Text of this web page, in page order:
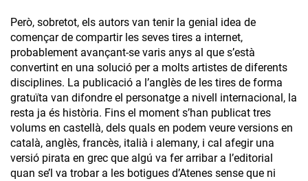
Però, sobretot, els autors van tenir la genial idea de
començar de compartir les seves tires a internet,
probablement avançant-se varis anys al que s’està
convertint en una solució per a molts artistes de diferents
disciplines. La publicació a l’anglès de les tires de forma
gratuïta van difondre el personatge a nivell internacional, la
resta ja és història. Fins el moment s’han publicat tres
volums en castellà, dels quals en podem veure versions en
català, anglès, francès, italià i alemany, i cal afegir una
versió pirata en grec que algú va fer arribar a l’editorial
quan se’l va trobar a les botigues d’Atenes sense que ni